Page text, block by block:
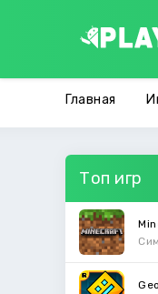
Главная
Топ игр